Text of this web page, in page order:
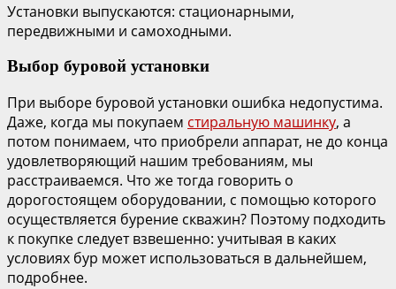
Установки выпускаются: стационарными,
передвижными и самоходными.
Выбор буровой установки
При выборе буровой установки ошибка недопустима.
Даже, когда мы покупаем стиральную машинку, а
потом понимаем, что приобрели аппарат, не до конца
удовлетворяющий нашим требованиям, мы
расстраиваемся. Что же тогда говорить о
дорогостоящем оборудовании, с помощью которого
осуществляется бурение скважин? Поэтому подходить
к покупке следует взвешенно: учитывая в каких
условиях бур может использоваться в дальнейшем,
подробнее.